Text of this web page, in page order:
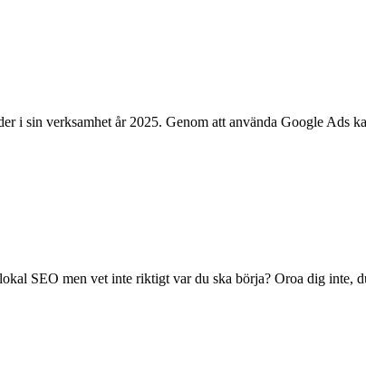
i sin verksamhet år 2025. Genom att använda Google Ads
SEO men vet inte riktigt var du ska börja? Oroa dig inte,